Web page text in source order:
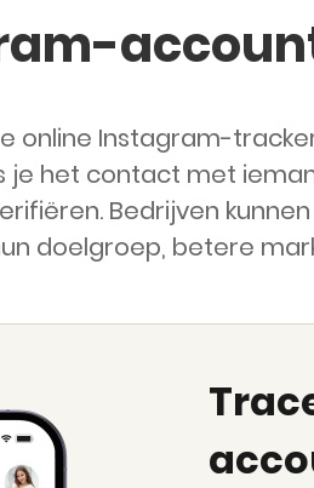
online Instagram-
je het contact met
Bedrijven
doelgroep, betere